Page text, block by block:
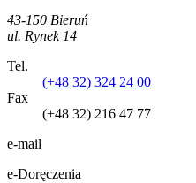
43-150 Bieruń
ul. Rynek 14
Tel.
(+48 32) 324 24 00
Fax
(+48 32) 216 47 77
e-mail
e-Doręczenia